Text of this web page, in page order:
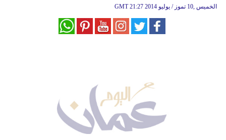
GMT 21:27 2014 الخميس ,10 تموز / يوليو